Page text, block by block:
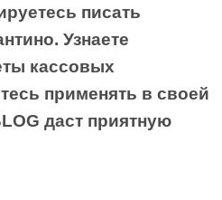
писать
Узнаете
кассовых
применять в своей
даст приятную